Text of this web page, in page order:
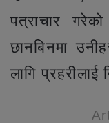
पत्राचार
छानबिनमा
लागि प्रहरीलाई